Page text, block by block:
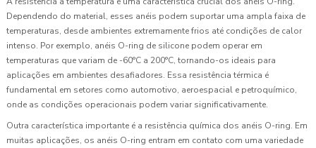
Dependendo do material, esses anéis podem suportar uma ampla faixa de
temperaturas, desde ambientes extremamente frios até condições de calor
intenso. Por exemplo, anéis O-ring de silicone podem operar em
temperaturas que variam de -60°C a 200°C, tornando-os ideais para
aplicações em ambientes desafiadores. Essa resistência térmica é
fundamental em setores como automotivo, aeroespacial e petroquímico,
onde as condições operacionais podem variar significativamente.
Outra característica importante é a resistência química dos anéis O-ring. Em
muitas aplicações, os anéis O-ring entram em contato com uma variedade